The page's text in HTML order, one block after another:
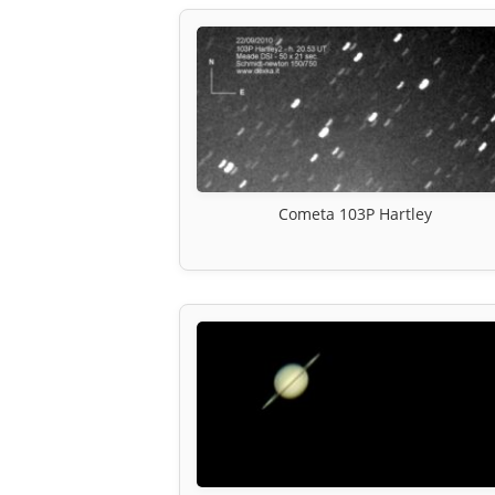
Cometa 103P Hartley